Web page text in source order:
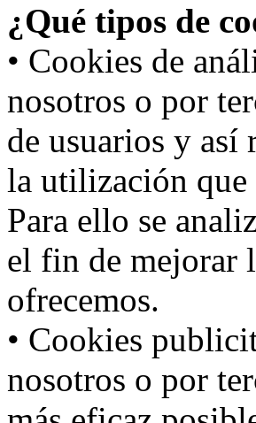
¿Qué tipos de
• Cookies de
nosotros o por
de usuarios y así
la utilización que
Para ello se
el fin de mejorar
ofrecemos.
• Cookies
nosotros o por